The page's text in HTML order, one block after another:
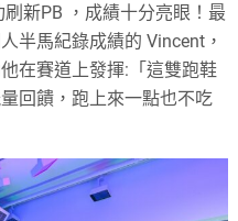
新PB ，成績十分亮眼！最
半馬紀錄成績的 Vincent，
在賽道上發揮:「這雙跑鞋
回饋，跑上來一點也不吃